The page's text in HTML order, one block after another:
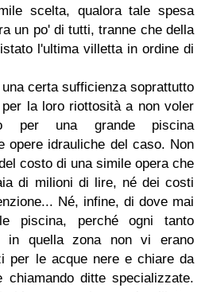
scelta, qualora tale spesa
un po' di tutti, tranne che della
l'ultima villetta in ordine di
certa sufficienza soprattutto
la loro riottosità a non voler
per una grande piscina
opere idrauliche del caso. Non
costo di una simile opera che
di milioni di lire, né dei costi
Né, infine, di dove mai
piscina, perché ogni tanto
in quella zona non vi erano
per le acque nere e chiare da
chiamando ditte specializzate.